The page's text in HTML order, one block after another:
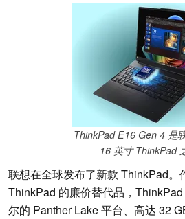
ThinkPad E16 Gen 4 是
16 英寸 ThinkPad
联想在全球发布了新款 ThinkPad。
ThinkPad 的廉价替代品，
尔的 Panther Lake 平台、高达 32